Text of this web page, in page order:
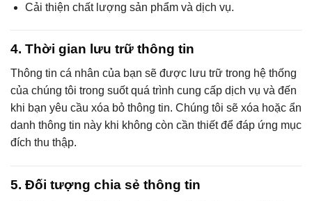
Cải thiện chất lượng sản phẩm và dịch vụ.
4. Thời gian lưu trữ thông tin
Thông tin cá nhân của bạn sẽ được lưu trữ trong hệ thống
của chúng tôi trong suốt quá trình cung cấp dịch vụ và đến
khi bạn yêu cầu xóa bỏ thông tin. Chúng tôi sẽ xóa hoặc ẩn
danh thông tin này khi không còn cần thiết để đáp ứng mục
đích thu thập.
5. Đối tượng chia sẻ thông tin